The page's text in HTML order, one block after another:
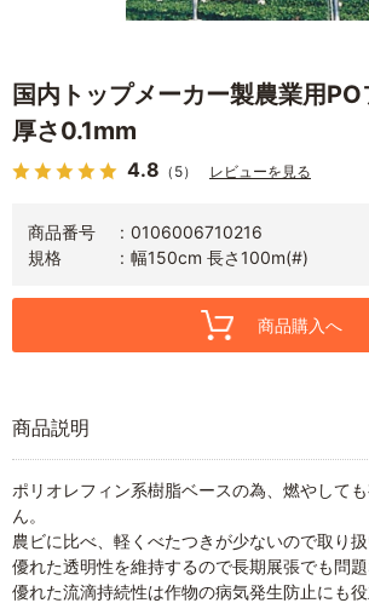
国内トップメーカー製農業用
厚さ0.1mm
4.8 （5） レビューを見る
商品番号
0106006710216
規格
幅150cm 長さ100m(#)
商品購入へ
商品説明
ポリオレフィン系樹脂ベースの為、燃やして
ん。
農ビに比べ、軽くべたつきが少ないので取り扱
優れた透明性を維持するので長期展張でも問題
優れた流滴持続性は作物の病気発生防止にも役